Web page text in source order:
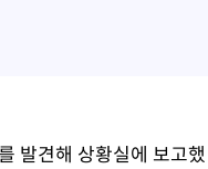
발견해 상황실에 보고했